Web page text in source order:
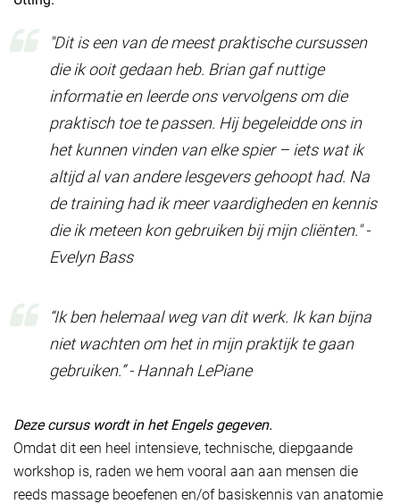
"Dit is een van de meest praktische cursussen
die ik ooit gedaan heb. Brian gaf nuttige
informatie en leerde ons vervolgens om die
praktisch toe te passen. Hij begeleidde ons in
het kunnen vinden van elke spier – iets wat ik
altijd al van andere lesgevers gehoopt had. Na
de training had ik meer vaardigheden en kennis
die ik meteen kon gebruiken bij mijn cliënten." -
Evelyn Bass
“Ik ben helemaal weg van dit werk. Ik kan bijna
niet wachten om het in mijn praktijk te gaan
gebruiken.” - Hannah LePiane
Deze cursus wordt in het Engels gegeven.
Omdat dit een heel intensieve, technische, diepgaande
workshop is, raden we hem vooral aan aan mensen die
reeds massage beoefenen en/of basiskennis van anatomie